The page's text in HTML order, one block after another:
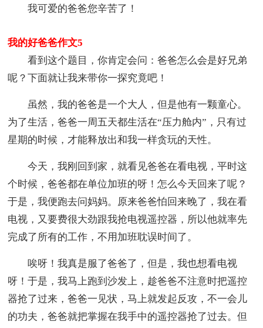
我可爱的爸爸您辛苦了！
我的好爸爸作文5
看到这个题目，你肯定会问：爸爸怎么会是好兄弟
呢？下面就让我来带你一探究竟吧！
虽然，我的爸爸是一个大人，但是他有一颗童心。
为了生活，爸爸一周五天都生活在“压力舱内”，只有过
星期的时候，才能释放出和我一样贪玩的天性。
今天，我刚回到家，就看见爸爸在看电视，平时这
个时候，爸爸都在单位加班的呀！怎么今天回来了呢？
于是，我便跑去问妈妈。原来爸爸怕回来晚了，我在看
电视，又要费很大劲跟我抢电视遥控器，所以他就率先
完成了所有的工作，不用加班耽误时间了。
唉呀！我真是服了爸爸了，但是，我也想看电视
呀！于是，我马上跑到沙发上，趁爸爸不注意时把遥控
器抢了过来，爸爸一见状，马上就发起反攻，不一会儿
的功夫，爸爸就把掌握在我手中的遥控器抢了过去。但